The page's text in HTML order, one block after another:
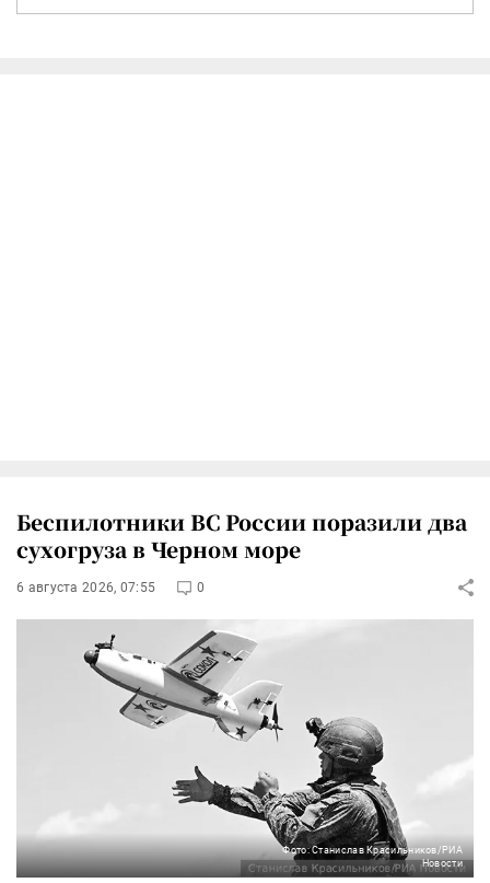
Беспилотники ВС России поразили два
сухогруза в Черном море
6 августа 2026, 07:55 0
Фото: Станислав Красильников/РИА
Новости